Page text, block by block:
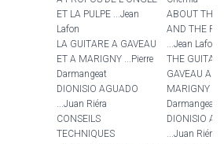
ET LA PULPE ...Jean
Lafon
LA GUITARE A GAVEAU
ET A MARIGNY ...Pierre
Darmangeat
DIONISIO AGUADO
...Juan Riéra
CONSEILS
TECHNIQUES
ABOUT THE
AND THE
...Jean Lafon
THE GUITAR
GAVEAU AND
MARIGNY
Darmangeat
DIONISIO
...Juan Riéra